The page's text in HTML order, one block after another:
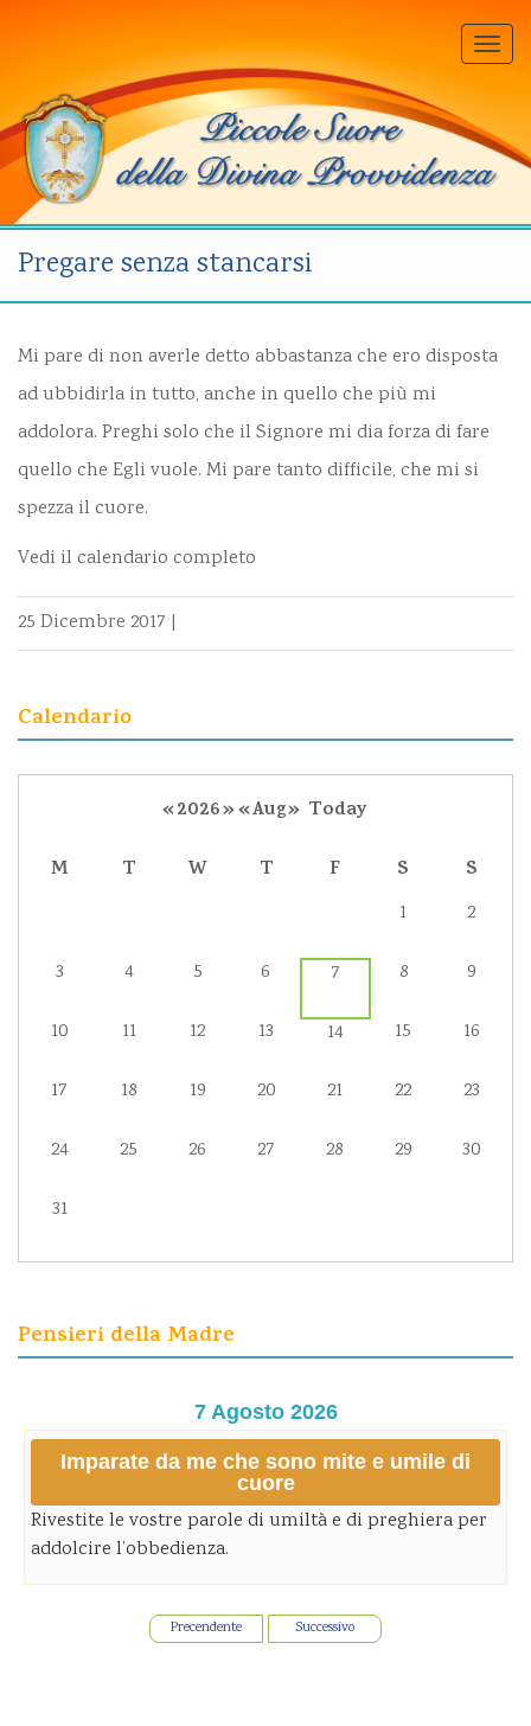
Pregare senza stancarsi
Mi pare di non averle detto abbastanza che ero disposta
ad ubbidirla in tutto, anche in quello che più mi
addolora. Preghi solo che il Signore mi dia forza di fare
quello che Egli vuole. Mi pare tanto difficile, che mi si
spezza il cuore.
Vedi il calendario completo
25 Dicembre 2017 |
Calendario
«2026»«Aug» Today
M
T W T F S S
1 2
3 4 5 6 7 8 9
10 11 12 13 14 15 16
17 18 19 20 21 22 23
24 25 26 27 28 29 30
31
Pensieri della Madre
7 Agosto 2026
Imparate da me che sono mite e umile di
cuore
Rivestite le vostre parole di umiltà e di preghiera per
addolcire l’obbedienza.
Precendente Successivo